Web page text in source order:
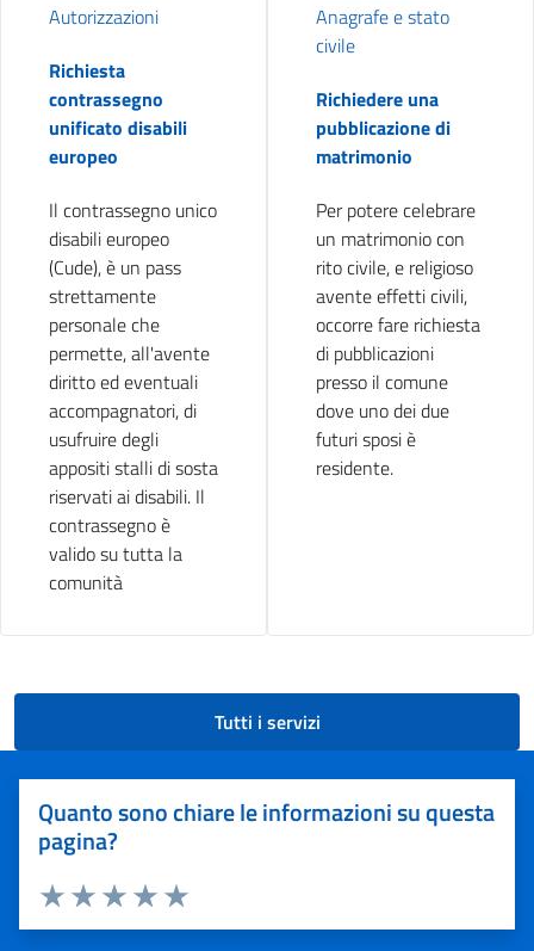
Autorizzazioni
Richiesta
contrassegno
unificato disabili
europeo
Il contrassegno unico
disabili europeo
(Cude), è un pass
strettamente
personale che
permette, all'avente
diritto ed eventuali
accompagnatori, di
usufruire degli
appositi stalli di sosta
riservati ai disabili. Il
contrassegno è
valido su tutta la
comunità
Anagrafe e stato
civile
Richiedere una
pubblicazione di
matrimonio
Per potere celebrare
un matrimonio con
rito civile, e religioso
avente effetti civili,
occorre fare richiesta
di pubblicazioni
presso il comune
dove uno dei due
futuri sposi è
residente.
Tutti i servizi
Quanto sono chiare le informazioni su questa
pagina?
Valuta 5 stelle su 5
Valuta 4 stelle su 5
Valuta 3 stelle su 5
Valuta 2 stelle su 5
Valuta 1 stelle su 5